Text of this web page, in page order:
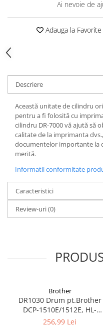
Ai nevoie de
Adauga la Favorite
Descriere
Această unitate de cilindru
pentru a fi folosită cu
cilindru DR-7000 vă ajută să
calitate de la imprimanta
documentelor importante la
merită.
Informatii conformitate
Caracteristici
Review-uri(0)
Brother
DR1030 Drum pt.Brother
DCP-1510E/1512E, HL-
1110E/1112E, 10k
256,99 Lei